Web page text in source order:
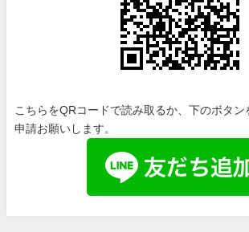
こちらをQRコードで読み取るか、下のボタン
申請お願いします。